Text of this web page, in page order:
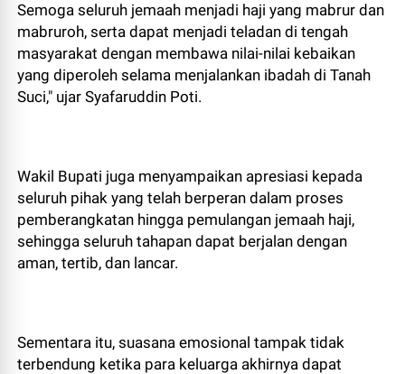
Semoga seluruh jemaah menjadi haji yang mabrur dan
mabruroh, serta dapat menjadi teladan di tengah
masyarakat dengan membawa nilai-nilai kebaikan
yang diperoleh selama menjalankan ibadah di Tanah
Suci," ujar Syafaruddin Poti.
Wakil Bupati juga menyampaikan apresiasi kepada
seluruh pihak yang telah berperan dalam proses
pemberangkatan hingga pemulangan jemaah haji,
sehingga seluruh tahapan dapat berjalan dengan
aman, tertib, dan lancar.
Sementara itu, suasana emosional tampak tidak
terbendung ketika para keluarga akhirnya dapat